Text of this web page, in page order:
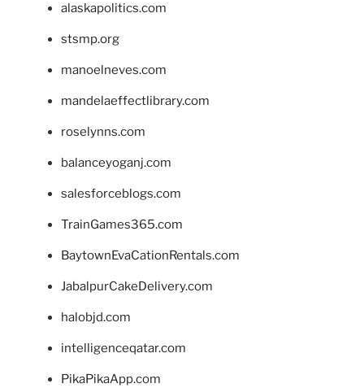
alaskapolitics.com
stsmp.org
manoelneves.com
mandelaeffectlibrary.com
roselynns.com
balanceyoganj.com
salesforceblogs.com
TrainGames365.com
BaytownEvaCationRentals.com
JabalpurCakeDelivery.com
halobjd.com
intelligenceqatar.com
PikaPikaApp.com